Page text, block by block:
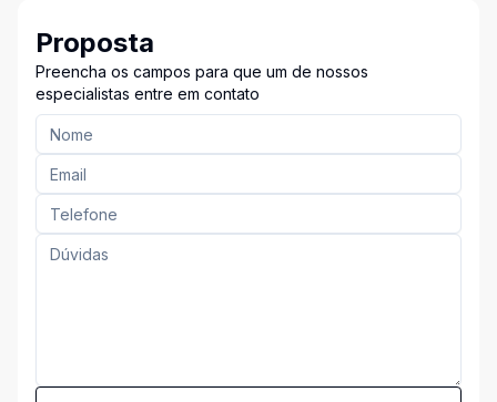
Proposta
Preencha os campos para que um de nossos
especialistas entre em contato